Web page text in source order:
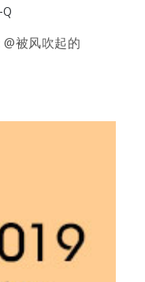
Q
被风吹起的